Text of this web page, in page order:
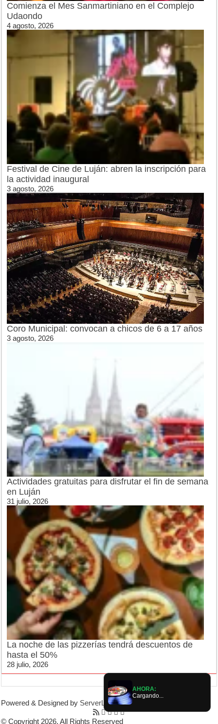
Comienza el Mes Sanmartiniano en el Complejo
Udaondo
4 agosto, 2026
Festival de Cine de Luján: abren la inscripción para
la actividad inaugural
3 agosto, 2026
Coro Municipal: convocan a chicos de 6 a 17 años
3 agosto, 2026
Actividades gratuitas para disfrutar el fin de semana
en Luján
31 julio, 2026
La noche de las pizzerías tendrá descuentos de
hasta el 50%
28 julio, 2026
Powered & Designed by ServerLujan|
© Copyright 2026, All Rights Reserved
AHORA:
Cargando...